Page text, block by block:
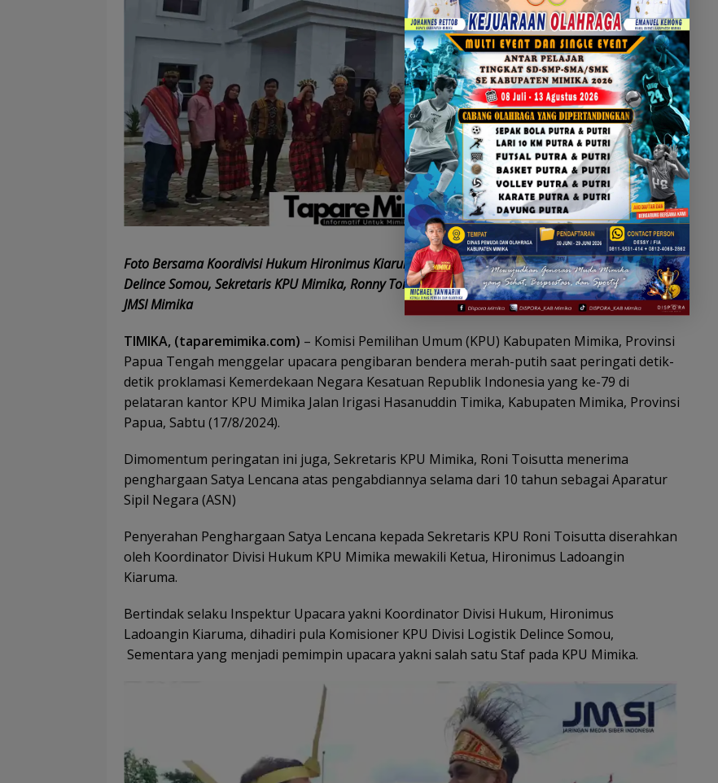
Foto Bersama Koordivisi Hukum Hironimus Kiaruma Ladoangin, Komisioner KPU Divisi Logistik
Delince Somou, Sekretaris KPU Mimika, Ronny Toisutta dan para staff KPU Mimika/Foto : humas
JMSI Mimika
TIMIKA, (taparemimika.com) – Komisi Pemilihan Umum (KPU) Kabupaten Mimika, Provinsi
Papua Tengah menggelar upacara pengibaran bendera merah-putih saat peringati detik-
detik proklamasi Kemerdekaan Negara Kesatuan Republik Indonesia yang ke-79 di
pelataran kantor KPU Mimika Jalan Irigasi Hasanuddin Timika, Kabupaten Mimika, Provinsi
Papua, Sabtu (17/8/2024).
Dimomentum peringatan ini juga, Sekretaris KPU Mimika, Roni Toisutta menerima
penghargaan Satya Lencana atas pengabdiannya selama dari 10 tahun sebagai Aparatur
Sipil Negara (ASN)
Penyerahan Penghargaan Satya Lencana kepada Sekretaris KPU Roni Toisutta diserahkan
oleh Koordinator Divisi Hukum KPU Mimika mewakili Ketua, Hironimus Ladoangin
Kiaruma.
Bertindak selaku Inspektur Upacara yakni Koordinator Divisi Hukum, Hironimus
Ladoangin Kiaruma, dihadiri pula Komisioner KPU Divisi Logistik Delince Somou,
Sementara yang menjadi pemimpin upacara yakni salah satu Staf pada KPU Mimika.